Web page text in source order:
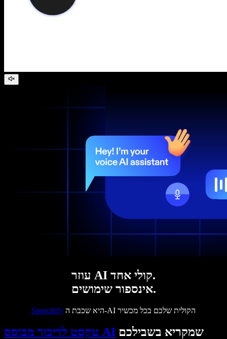
עוזר AI קולי אחד.
אינספור שימושים.
Speechify היא שכבת ה-AI הקולית שלכם בכל מכשיר
טקסט לדיבור מבוסס AI שמקריא בשבילכם